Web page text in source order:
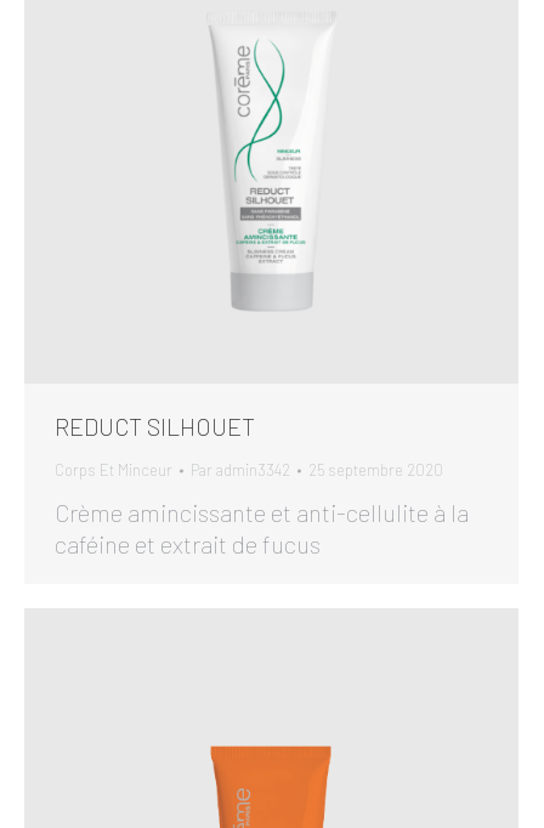
REDUCT SILHOUET
Corps Et Minceur Par admin3342 25 septembre 2020
Crème amincissante et anti-cellulite à la
caféine et extrait de fucus